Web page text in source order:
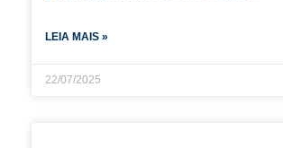
LEIA MAIS »
22/07/2025